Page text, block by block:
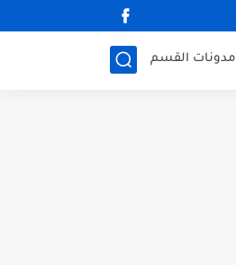
مدونات القسم